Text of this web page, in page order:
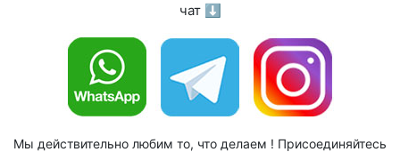
чат ⬇
Мы действительно любим то, что делаем ! Присоединяйтесь